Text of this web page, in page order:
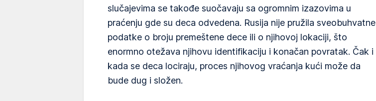
slučajevima se takođe suočavaju sa ogromnim izazovima u
praćenju gde su deca odvedena. Rusija nije pružila sveobuhvatne
podatke o broju premeštene dece ili o njihovoj lokaciji, što
enormno otežava njihovu identifikaciju i konačan povratak. Čak i
kada se deca lociraju, proces njihovog vraćanja kući može da
bude dug i složen.